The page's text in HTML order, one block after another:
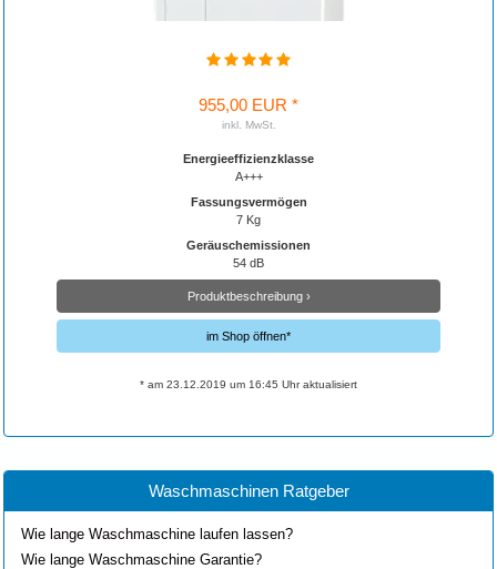
955,00 EUR *
inkl. MwSt.
Energieeffizienzklasse
A+++
Fassungsvermögen
7 Kg
Geräuschemissionen
54 dB
Produktbeschreibung ›
im Shop öffnen*
* am 23.12.2019 um 16:45 Uhr aktualisiert
Waschmaschinen Ratgeber
Wie lange Waschmaschine laufen lassen?
Wie lange Waschmaschine Garantie?